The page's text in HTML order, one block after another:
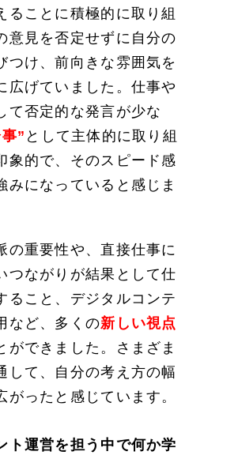
ることに積極的に取り組
意見を否定せずに自分の
つけ、前向きな雰囲気を
広げていました。仕事や
て否定的な発言が少な
” として主体的に取り組
象的で、そのスピード感
みになっていると感じま
の重要性や、直接仕事に
つながりが結果として仕
ること、デジタルコンテ
など、多くの新しい視点
ができました。さまざま
して、自分の考え方の幅
がったと感じています。
運営を担う中で何か学